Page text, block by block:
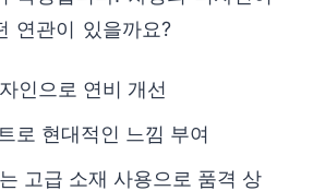
연관이 있을까요?
인으로 연비 개선
로 현대적인 느낌 부여
고급 소재 사용으로 품격 상